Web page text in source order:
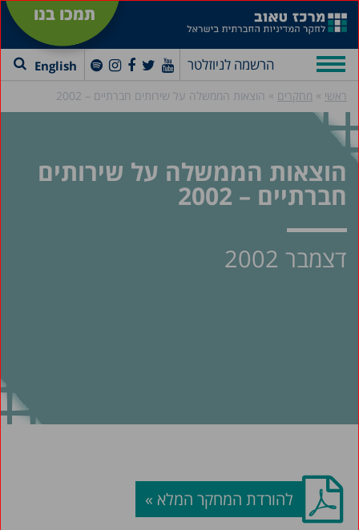
תמכו בנו
הרשמה לניוזלטר English
ראשי » מחקרים » הוצאות הממשלה על שירותים חברתיים – 2002
הוצאות הממשלה על שירותים
חברתיים – 2002
דצמבר 2002
להורדת המחקר המלא »